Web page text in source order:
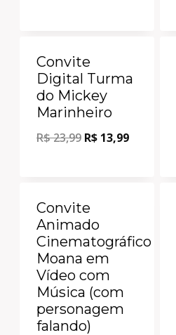
Convite
Digital Turma
do Mickey
Marinheiro
R$23,99 R$ 13,99
Convite
Animado
Cinematográfico
Moana em
Vídeo com
Música (com
personagem
falando)